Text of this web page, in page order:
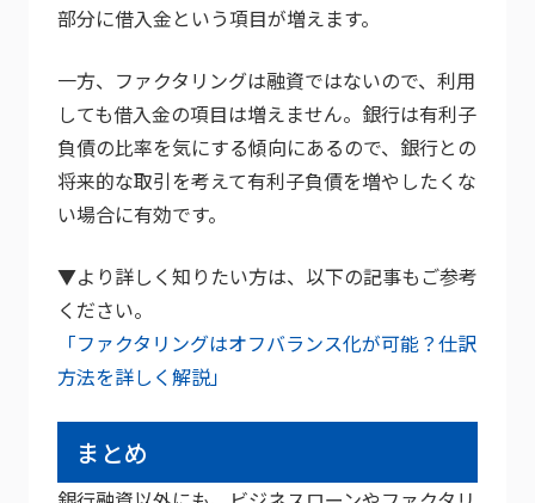
部分に借入金という項目が増えます。
一方、ファクタリングは融資ではないので、利用
しても借入金の項目は増えません。銀行は有利子
負債の比率を気にする傾向にあるので、銀行との
将来的な取引を考えて有利子負債を増やしたくな
い場合に有効です。
▼より詳しく知りたい方は、以下の記事もご参考
ください。
「ファクタリングはオフバランス化が可能？仕訳
方法を詳しく解説」
まとめ